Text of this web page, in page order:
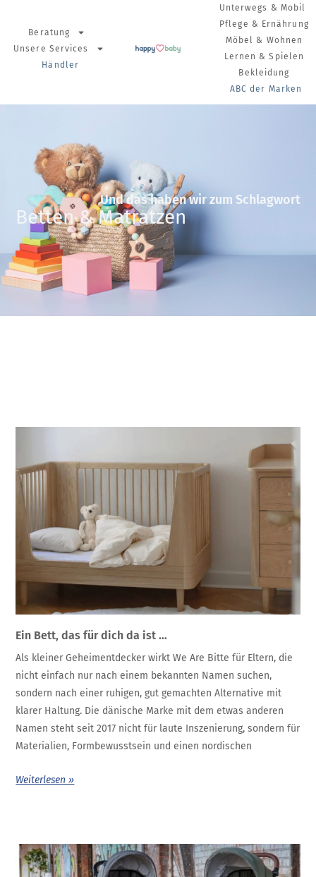
Beratung
Unsere Services
Händler
Unterwegs & Mobil
Pflege & Ernährung
Möbel & Wohnen
Lernen & Spielen
Bekleidung
ABC der Marken
Und das haben wir zum Schlagwort
Betten & Matratzen
Ein Bett, das für dich da ist …
Als kleiner Geheimentdecker wirkt We Are Bitte für Eltern, die
nicht einfach nur nach einem bekannten Namen suchen,
sondern nach einer ruhigen, gut gemachten Alternative mit
klarer Haltung. Die dänische Marke mit dem etwas anderen
Namen steht seit 2017 nicht für laute Inszenierung, sondern für
Materialien, Formbewusstsein und einen nordischen
Weiterlesen »